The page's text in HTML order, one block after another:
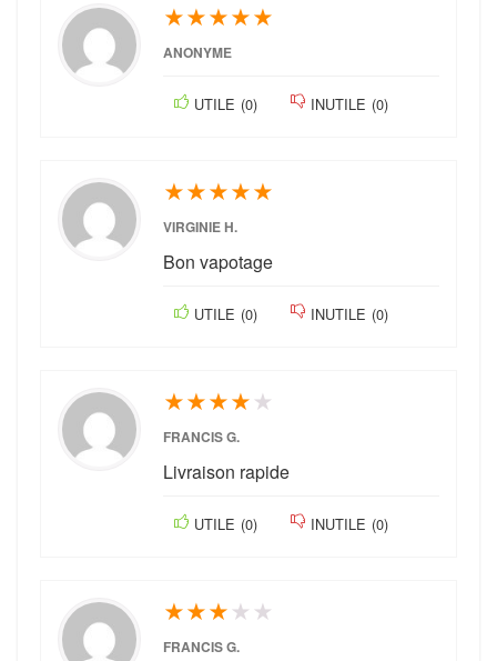
★★★★★
ANONYME
UTILE (0) INUTILE (0)
★★★★★
VIRGINIE H.
Bon vapotage
UTILE (0) INUTILE (0)
★★★★★
FRANCIS G.
Livraison rapide
UTILE (0) INUTILE (0)
★★★★ ★
FRANCIS G.